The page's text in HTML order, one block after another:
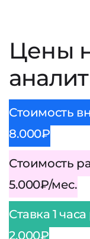
Цены
Стоимость
8.000₽
Стоимость
5.000₽/мес.
Ставка 1
2.000₽